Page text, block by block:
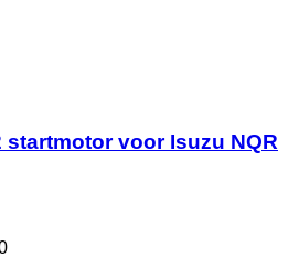
startmotor voor Isuzu NQR